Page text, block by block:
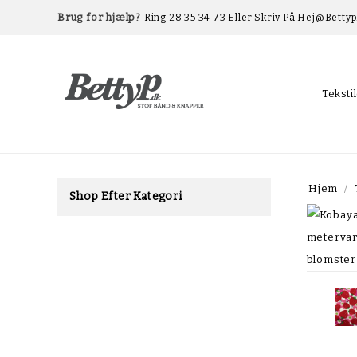
Brug for hjælp? Ring 28 35 34 73 Eller Skriv På
Shop Efter Kategori
Hjem